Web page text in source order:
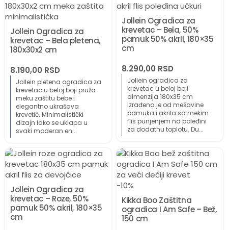
Jollein Ogradica za
krevetac – Bela pletena,
180x30x2 cm
8.190,00 RSD
Jollein pletena ogradica za
krevetac u beloj boji pruža
meku zaštitu bebe i
elegantno ukrašava
krevetić. Minimalistički
dizajn lako se uklapa u
svaki moderan en...
Jollein Ogradica za
krevetac – Bela, 50%
pamuk 50% akril, 180×35
cm
8.290,00 RSD
Jollein ogradica za
krevetac u beloj boji
dimenzija 180x35 cm
izrađena je od mešavine
pamuka i akrila sa mekim
flis punjenjem na poleđini
za dodatnu toplotu. Du...
Jollein Ogradica za
krevetac – Roze, 50%
pamuk 50% akril, 180×35
cm
-10%
Kikka Boo Zaštitna
ogradica I Am Safe – Bež,
150 cm